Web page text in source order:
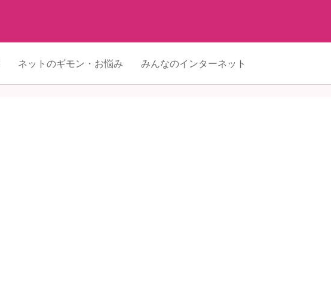
ネットのギモン・お悩み みんなのインターネット